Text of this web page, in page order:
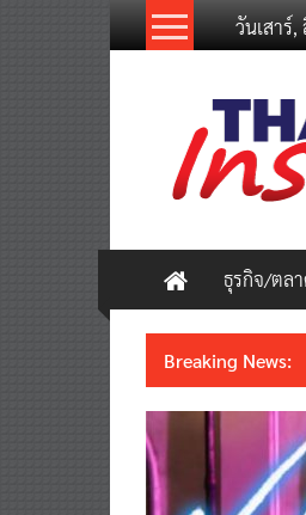
วันเสาร์
Thailand
Inside
New
ธุรกิจ/ตล
Breaking News: